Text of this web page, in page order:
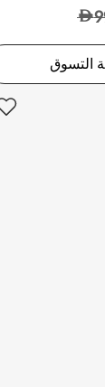
التسوق